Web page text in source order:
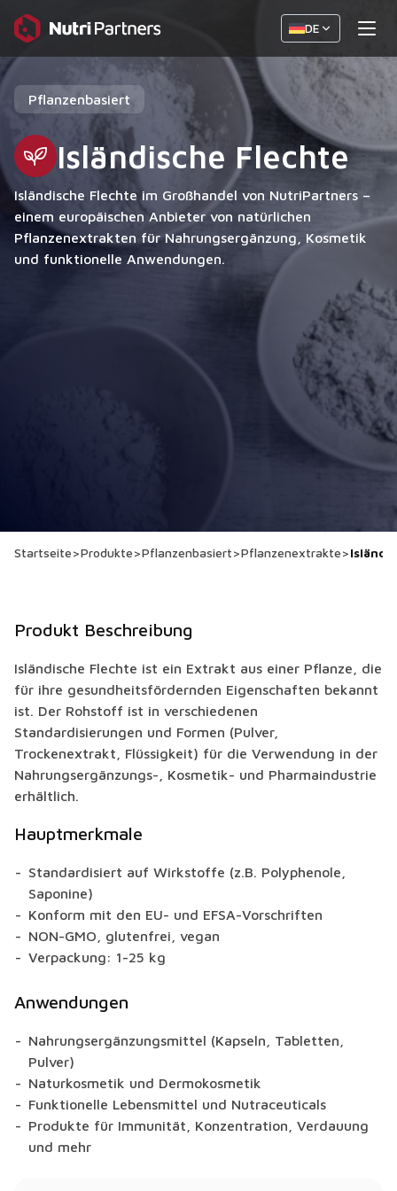
DE
Pflanzenbasiert
Isländische Flechte
Isländische Flechte im Großhandel von NutriPartners –
einem europäischen Anbieter von natürlichen
Pflanzenextrakten für Nahrungsergänzung, Kosmetik
und funktionelle Anwendungen.
Startseite>Produkte>Pflanzenbasiert>Pflanzenextrakte>
Produkt Beschreibung
Isländische Flechte ist ein Extrakt aus einer Pflanze, die
für ihre gesundheitsfördernden Eigenschaften bekannt
ist. Der Rohstoff ist in verschiedenen
Standardisierungen und Formen (Pulver,
Trockenextrakt, Flüssigkeit) für die Verwendung in der
Nahrungsergänzungs-, Kosmetik- und Pharmaindustrie
erhältlich.
Hauptmerkmale
Standardisiert auf Wirkstoffe (z.B. Polyphenole,
Saponine)
Konform mit den EU- und EFSA-Vorschriften
NON-GMO, glutenfrei, vegan
Verpackung: 1-25 kg
Anwendungen
Nahrungsergänzungsmittel (Kapseln, Tabletten,
Pulver)
Naturkosmetik und Dermokosmetik
Funktionelle Lebensmittel und Nutraceuticals
Produkte für Immunität, Konzentration, Verdauung
und mehr